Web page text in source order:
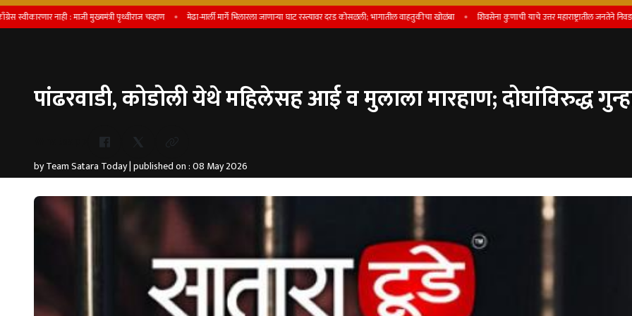
नाही : माजी मुख्यमंत्री पृथ्वीराज चव्हाण मेढा-मार्ली मार्गे भिलारला जाणाऱ्या घाट रस्त्यावर दरड कोसळली; भागातील वाहतुकीचा खोळंबा शिवसेना कुणाची याचे उत्तर महाराष्ट्रातील जनतेने निवडणुकीत
पांढरवाडी, कोडोली येथे महिलेसह आई व मुलाला मारहाण; दोघांविरुद्ध
by Team Satara Today | published on : 08 May 2026